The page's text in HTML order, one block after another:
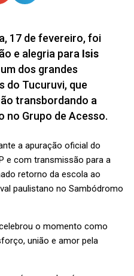
17 de fevereiro, foi
e alegria para Isis
dos grandes
do Tucuruvi, que
transbordando a
no Grupo de Acesso.
a apuração oficial do
e com transmissão para a
retorno da escola ao
paulistano no Sambódromo
o momento como
união e amor pela